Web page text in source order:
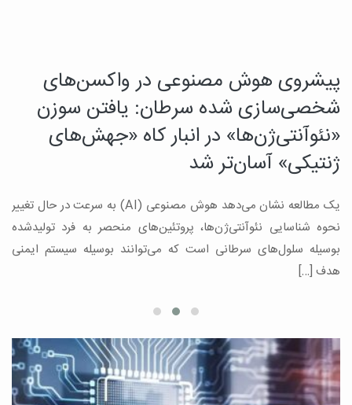
پیشروی هوش مصنوعی در واکسن‌های
شخصی‌سازی شده سرطان: یافتن سوزن
«نئوآنتی‌ژن‌ها» در انبار کاه «جهش‌های
ژنتیکی» آسان‌تر شد
یک مطالعه نشان می‌دهد هوش مصنوعی (AI) به سرعت در حال تغییر
نحوه شناسایی نئوآنتی‌ژن‌ها، پروتئین‌های منحصر به فرد تولیدشده
بوسیله سلول‌های سرطانی است که می‌توانند بوسیله سیستم ایمنی
هدف […]